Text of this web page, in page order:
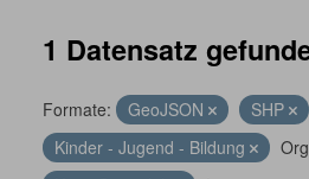
1 Datensatz
Formate: GeoJSON SHP
Kinder - Jugend - Bildung